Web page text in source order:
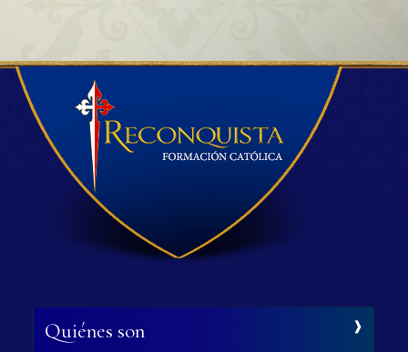
Quiénes son